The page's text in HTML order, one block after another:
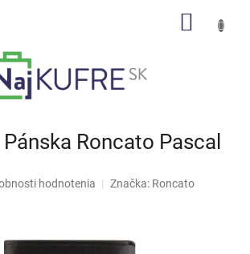
Roncato Pascal
hodnotenia Značka: Roncato